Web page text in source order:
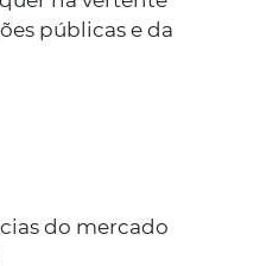
públicas e da
do mercado